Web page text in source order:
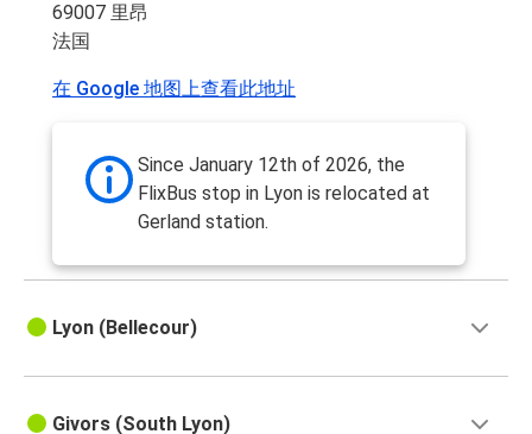
69007 里昂
法国
在 Google 地图上查看此地址
Since January 12th of 2026, the
FlixBus stop in Lyon is relocated at
Gerland station.
Lyon (Bellecour)
Givors (South Lyon)